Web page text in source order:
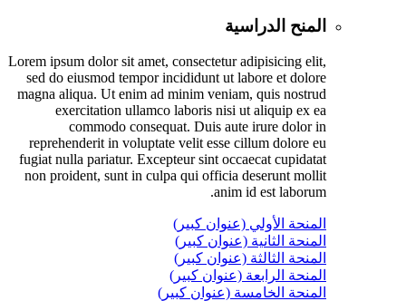
المنح الدراسية
Lorem ipsum dolor sit amet, consectetur adipisicing elit,
sed do eiusmod tempor incididunt ut labore et dolore
magna aliqua. Ut enim ad minim veniam, quis nostrud
exercitation ullamco laboris nisi ut aliquip ex ea
commodo consequat. Duis aute irure dolor in
reprehenderit in voluptate velit esse cillum dolore eu
fugiat nulla pariatur. Excepteur sint occaecat cupidatat
non proident, sunt in culpa qui officia deserunt mollit
anim id est laborum.
المنحة الأولي (عنوان كبير)
المنحة الثانية (عنوان كبير)
المنحة الثالثة (عنوان كبير)
المنحة الرابعة (عنوان كبير)
المنحة الخامسة (عنوان كبير)